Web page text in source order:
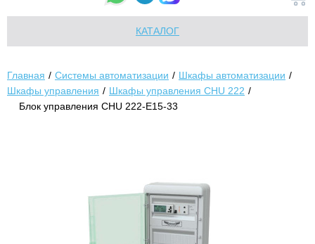
КАТАЛОГ
Главная Системы автоматизации
Шкафы автоматизации
Шкафы управления
Шкафы управления CHU 222
Блок управления CHU 222-E15-33